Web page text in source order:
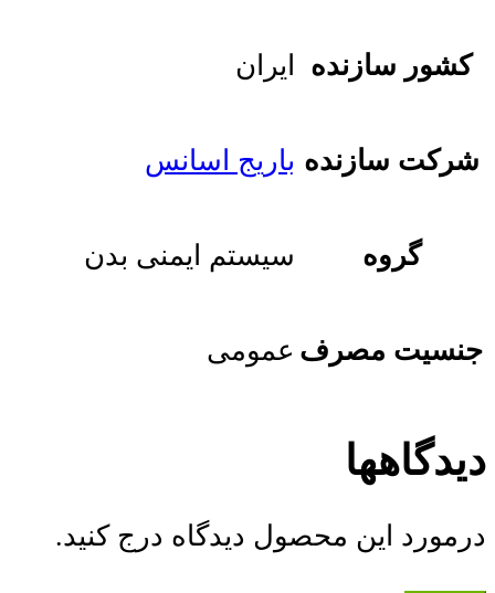
کشور سازنده ایران
شرکت سازنده باریج اسانس
گروه سیستم ایمنی بدن
جنسیت مصرف عمومی
دیدگاهها
درمورد این محصول دیدگاه درج کنید.